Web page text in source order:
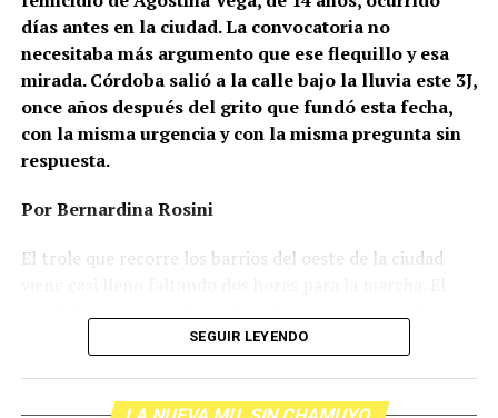
Gonzalo Giles, pensador y
Ganar la vida: La historia de (no)
Su hijo Ciro tenía 120 veces más agrotóxicos que lo
días antes en la ciudad. La convocatoria no
necesitaba más argumento que ese flequillo y esa
mirada. Córdoba salió a la calle bajo la lluvia este 3J,
once años después del grito que fundó esta fecha,
con la misma urgencia y con la misma pregunta sin
respuesta.
Por Bernardina Rosini
El trole que recorre los barrios del oeste de la ciudad
Agostina Vega, 14 años. Era fácil intuir que será una
SEGUIR LEYENDO